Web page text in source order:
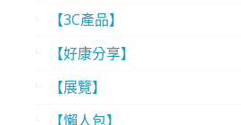
【3C產品】
【好康分享】
【展覽】
【懶人包】